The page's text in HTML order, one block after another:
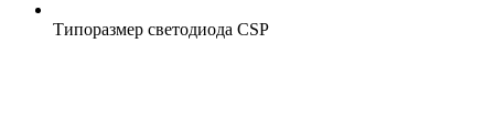
Типоразмер светодиода CSP